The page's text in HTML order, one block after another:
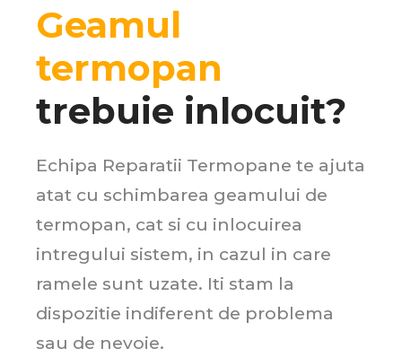
Geamul
termopan
trebuie inlocuit?
Echipa Reparatii Termopane te ajuta
atat cu schimbarea geamului de
termopan, cat si cu inlocuirea
intregului sistem, in cazul in care
ramele sunt uzate. Iti stam la
dispozitie indiferent de problema
sau de nevoie.